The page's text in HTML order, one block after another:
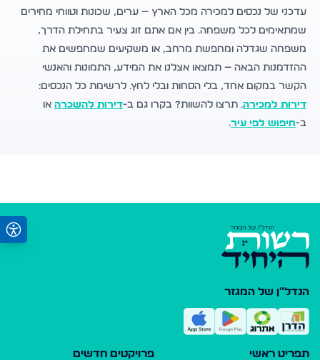
עדכני של נכסים למכירה מכל הארץ — ערים, שכונות וטווחי מחירים
שמתאימים לכל משפחה. בין אם אתם זוג צעיר בתחילת הדרך,
משפחה שגדלה ומחפשת מרחב, או משקיעים שמחפשים את
ההזדמנות הבאה — תמצאו אצלנו את המידע, התמונות והאנשי
הקשר במקום אחד, בלי הסחות ובלי לחץ. לרשימת כל הנכסים:
דירות למכירה. תרצו להשוות? בקרו גם ב-דירות להשכרה או
ב-חיפוש לפי עיר.
הנדל"ן של המגזר
תפריט ראשי פרויקטים חדשים